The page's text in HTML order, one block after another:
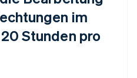
im
Stunden pro